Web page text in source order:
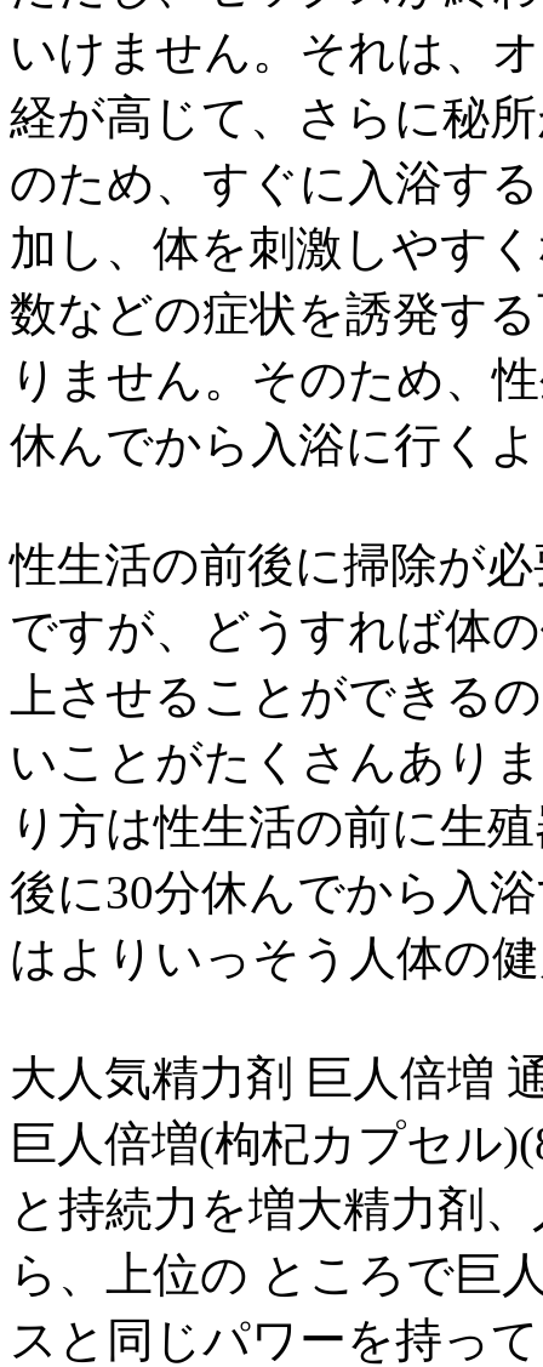
いけません。それは、
経が高じて、さらに秘
のため、すぐに入浴す
加し、体を刺激しやす
数などの症状を誘発す
りません。そのため、
休んでから入浴に行く
性生活の前後に掃除が
ですが、どうすれば体
上させることができる
いことがたくさんあり
り方は性生活の前に生
後に30分休んでから入
はよりいっそう人体の
大人気精力剤 巨人倍増
巨人倍増(枸杞カプセル
と持続力を増大精力剤
ら、上位の ところで巨
スと同じパワーを持っ